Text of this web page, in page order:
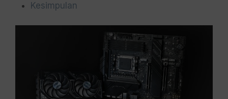
Kesimpulan